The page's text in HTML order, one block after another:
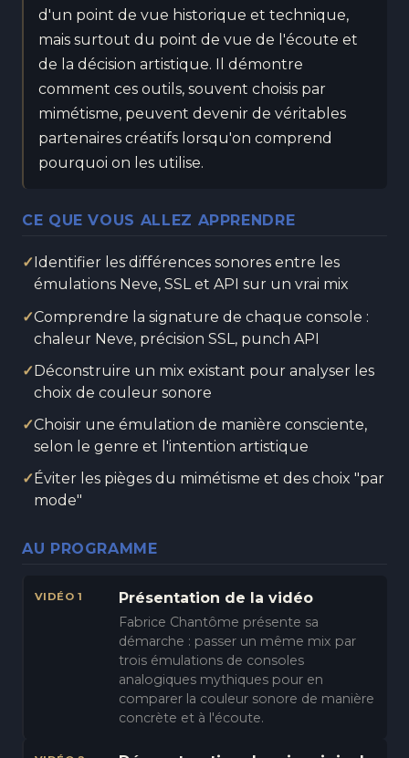
d'un point de vue historique et technique,
mais surtout du point de vue de l'écoute et
de la décision artistique. Il démontre
comment ces outils, souvent choisis par
mimétisme, peuvent devenir de véritables
partenaires créatifs lorsqu'on comprend
pourquoi on les utilise.
CE QUE VOUS ALLEZ APPRENDRE
✓ Identifier les différences sonores entre les
émulations Neve, SSL et API sur un vrai mix
✓Comprendre la signature de chaque console :
chaleur Neve, précision SSL, punch API
✓Déconstruire un mix existant pour analyser les
choix de couleur sonore
✓Choisir une émulation de manière consciente,
selon le genre et l'intention artistique
✓ Éviter les pièges du mimétisme et des choix "par
mode"
AU PROGRAMME
VIDÉO 1 Présentation de la vidéo
Fabrice Chantôme présente sa
démarche : passer un même mix par
trois émulations de consoles
analogiques mythiques pour en
comparer la couleur sonore de manière
concrète et à l'écoute.